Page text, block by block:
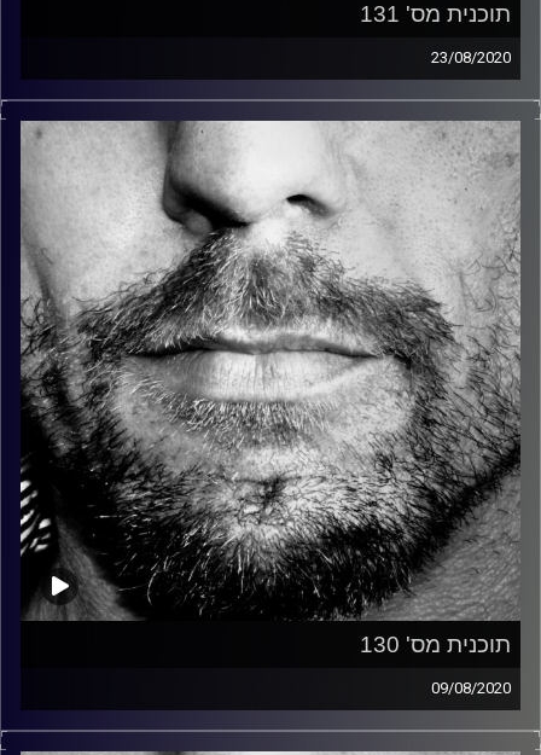
תוכנית מס' 131
23/08/2020
זיפים, מוזיקה מחוספסת של הופעות חיות. הרבה ג'אם, רוק,
בלוז, bluegrass, ג'אז, Fאנק, פרוגרסיב ואפילו אלקטרוניקה.
כל מה שחי, אמיתי ונושם.
עם שמוליק רגב.
קרדיט תמונות: David Goehring
תוכנית מס' 130
09/08/2020
זיפים, מוזיקה מחוספסת של הופעות חיות. הרבה ג'אם, רוק,